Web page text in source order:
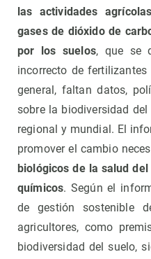
las actividades
gases de dióxido de
por los suelos, que se
incorrecto de
general, faltan datos,
sobre la biodiversidad
regional y mundial. El
promover el cambio
biológicos de la salud
químicos. Según el
de gestión sostenible
agricultores, como
biodiversidad del suelo,